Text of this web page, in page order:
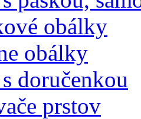
obálky
obálky
doručenkou
prstov